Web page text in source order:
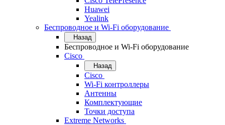
Huawei
Yealink
Беспроводное и Wi-Fi оборудование
Назад
Беспроводное и Wi-Fi оборудование
Cisco
Назад
Cisco
Wi-Fi контроллеры
Антенны
Комплектующие
Точки доступа
Extreme Networks